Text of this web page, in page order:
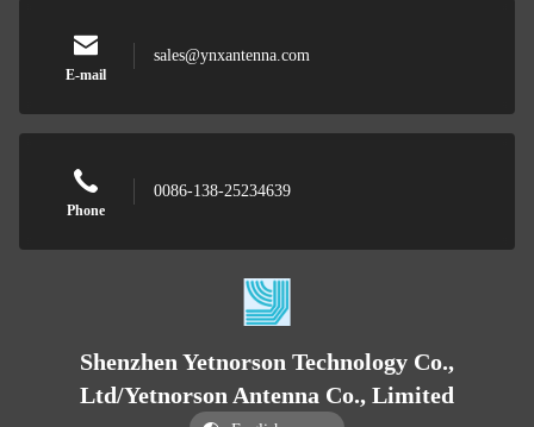
E-mail
sales@ynxantenna.com
Phone
0086-138-25234639
Shenzhen Yetnorson Technology Co.,
Ltd/Yetnorson Antenna Co., Limited